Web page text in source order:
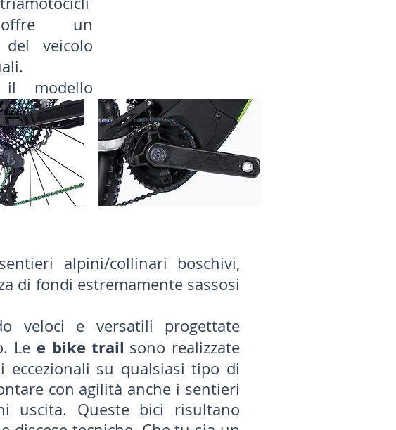
un
veicolo
modello
alpini/collinari boschivi,
di fondi estremamente sassosi
e versatili progettate
Le e bike trail sono realizzate
su qualsiasi tipo di
con agilità anche i sentieri
uscita. Queste bici risultano